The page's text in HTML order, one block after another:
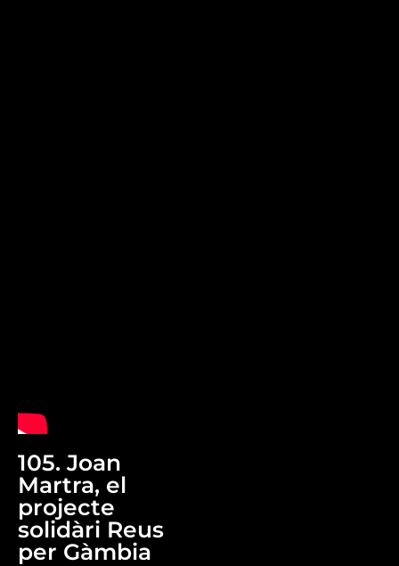
105. Joan
Martra, el
projecte
solidàri Reus
per Gàmbia